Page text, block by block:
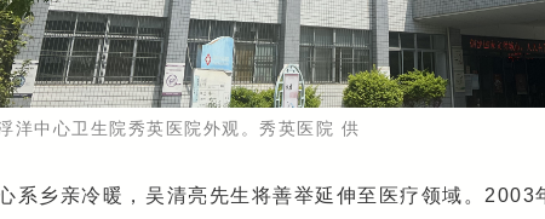
洋中心卫生院秀英医院外观。秀英医院 供
系乡亲冷暖，吴清亮先生将善举延伸至医疗领域。2003